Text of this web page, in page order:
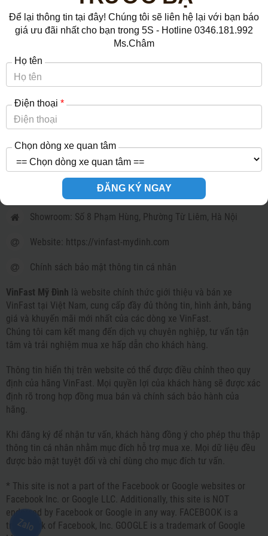
HỖ TRỢ KHÁCH HÀNG
Bảng giá xe VinFast
Đăng ký báo giá ưu đãi
Đăng ký lái thử VinFast
VINFAST MỸ ĐÌNH
Hotline: 0346.181.992
Email: champhung0108@gmail.com
Showroom: Số 8 Phạm Hùng, Phường Từ Liêm, Hà Nội
Website: https://vinfast-mydinh.com
Chính sách bảo mật thông tin cá nhân
VinFast Mỹ Đình là website chính thức giới thiệu và bán xe
VinFast tại Việt Nam, cung cấp đầy đủ thông tin, hình ảnh, bảng
giá và khuyến mãi mới nhất của các dòng xe VinFast.
Chúng tôi cam kết mang đến dịch vụ chuyên nghiệp, tư vấn tận
tâm và trải nghiệm mua xe hấp dẫn cho khách hàng.
Thông tin hiển thị trên website có thể được điều chỉnh theo quy
định của hãng VinFast. Mọi quyền lợi của khách hàng sẽ được xác
định rõ trong hợp đồng mua bán và chính sách bảo hành của
hãng.
Khi đăng ký để nhận tư vấn, khách hàng đồng ý cho phép thu thập
thông tin cá nhân nhằm mục đích hỗ trợ mua xe. Mọi dữ liệu đều
được bảo mật tuyệt đối và chỉ dùng cho mục đích tư vấn.
* This site is not a part of the Facebook or Google websites or
Facebook Inc. or Google LLC. Additionally, this site is NOT
endorsed by Facebook or Google in any way. FACEBOOK is a
trademark of Facebook, Inc. GOOGLE is a trademark of Google
Zalo
Để lại thông tin tại đây! Chúng tôi sẽ liên hệ lại với bạn báo
giá ưu đãi nhất cho bạn trong 5S - Hotline 0346.181.992
Ms.Châm
Họ tên
Điện thoại *
Chọn dòng xe quan tâm
ĐĂNG KÝ NGAY